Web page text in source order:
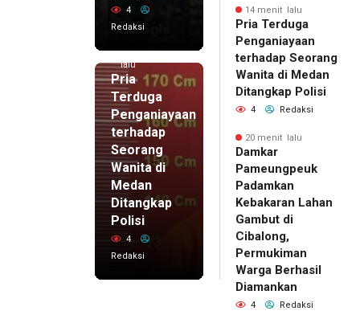
4
Redaksi
14 menit
lalu
Pria
Terduga
Penganiayaan
terhadap
Seorang
Wanita di
Medan
Ditangkap
Polisi
4
Redaksi
14 menit lalu
Pria Terduga
Penganiayaan
terhadap Seorang
Wanita di Medan
Ditangkap Polisi
4 Redaksi
20 menit lalu
Damkar
Pameungpeuk
Padamkan
Kebakaran Lahan
Gambut di
Cibalong,
Permukiman
Warga Berhasil
Diamankan
4 Redaksi